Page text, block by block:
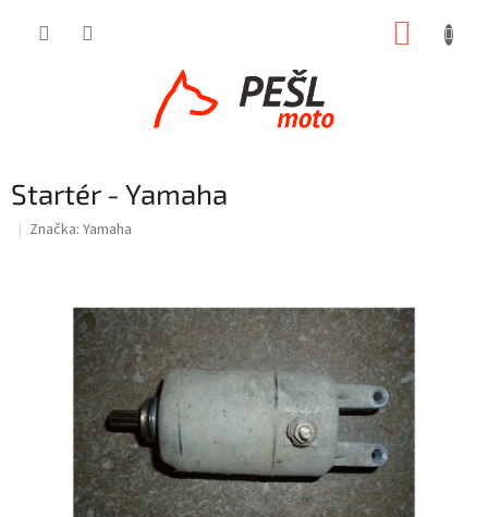
Startér - Yamaha
Značka: Yamaha